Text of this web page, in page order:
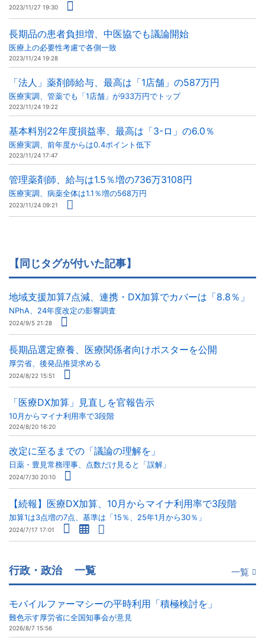
2023/11/27 19:30
長期品の患者負担増、中医協でも議論開始
医療上の必要性考慮で各側一致
2023/11/24 19:28
「法人」薬剤師給与、最高は「1店舗」の587万円
医療実調、管薬でも「1店舗」が933万円でトップ
2023/11/24 19:22
基本料別22年度損益率、最高は「3-ロ」の6.0％
医療実調、前年度からは0.4ポイント低下
2023/11/24 17:47
管理薬剤師、給与は1.5％増の736万3108円
医療実調、病薬全体は1.1％増の568万円
2023/11/24 09:21
【同じタグが付いた記事】
地域支援加算7点減、連携・DX加算でカバーは「8.8％」
NPhA、24年度改定の影響調査
2024/9/5 21:28
長期品選定療養、医療関係者向けポスターを公開
厚労省、後発品推奨求める
2024/8/22 15:51
「医療DX加算」見直しを官報告示
10月からマイナ利用率で3段階
2024/8/20 16:20
改定に至るまでの「議論の理解を」
日薬・豊見常務理事、点数だけ見ると「誤解」
2024/7/30 20:10
【続報】医療DX加算、10月からマイナ利用率で3段階
加算1は3点増の7点、基準は「15％、25年1月から30％」
2024/7/17 17:01
行政・政治 一覧 一覧
モバイルファーマシーの平時利用「積極検討を」
難色示す厚労省に全国知事会が意見
2026/8/7 15:56